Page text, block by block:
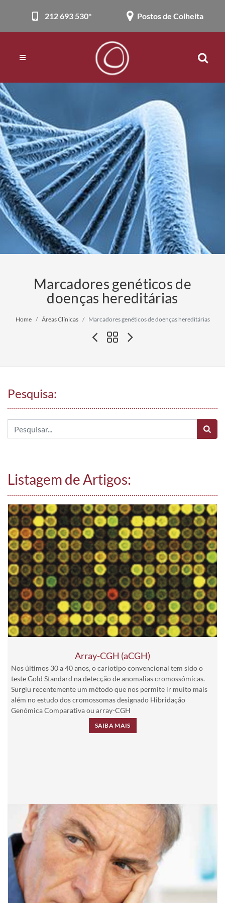
212 693 530* Postos de Colheita
Marcadores genéticos de
doenças hereditárias
Home Áreas Clínicas Marcadores genéticos de doenças hereditárias
Pesquisa:
Listagem de Artigos:
Array-CGH (aCGH)
Nos últimos 30 a 40 anos, o cariotipo convencional tem sido o
teste Gold Standard na detecção de anomalias cromossómicas.
Surgiu recentemente um método que nos permite ir muito mais
além no estudo dos cromossomas designado Hibridação
Genómica Comparativa ou array-CGH
SAIBA MAIS